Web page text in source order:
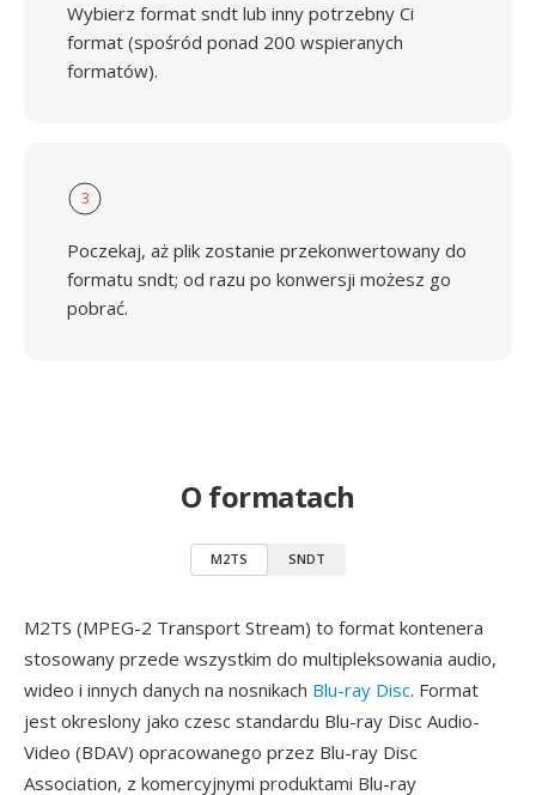
Wybierz format sndt lub inny potrzebny Ci
format (spośród ponad 200 wspieranych
formatów).
3
Poczekaj, aż plik zostanie przekonwertowany do
formatu sndt; od razu po konwersji możesz go
pobrać.
O formatach
M2TS SNDT
M2TS (MPEG-2 Transport Stream) to format kontenera
stosowany przede wszystkim do multipleksowania audio,
wideo i innych danych na nosnikach Blu-ray Disc. Format
jest okreslony jako czesc standardu Blu-ray Disc Audio-
Video (BDAV) opracowanego przez Blu-ray Disc
Association, z komercyjnymi produktami Blu-ray